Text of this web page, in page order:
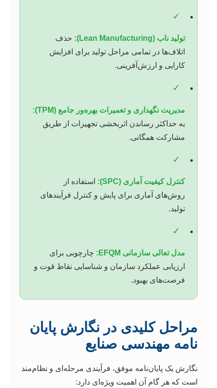
✓
تولید ناب (Lean Manufacturing):
حذف
اتلاف‌ها در تمامی مراحل تولید برای افزایش
کارایی و ارزش‌آفرینی.
✓
مدیریت نگهداری و تعمیرات بهره‌ور جامع (TPM):
به حداکثر رساندن اثربخشی تجهیزات از طریق
مشارکت همگانی.
✓
کنترل کیفیت آماری (SPC):
استفاده از
روش‌های آماری برای پایش و کنترل فرآیندهای
تولید.
✓
مدل تعالی سازمانی EFQM:
چارچوبی برای
ارزیابی عملکرد سازمان و شناسایی نقاط قوت و
فرصت‌های بهبود.
مراحل کلیدی در نگارش پایان
نامه مهندسی صنایع
نگارش یک پایان‌نامه موفق، فرآیندی مرحله‌ای و نظام‌مند
است که هر گام آن اهمیت ویژه‌ای دارد: